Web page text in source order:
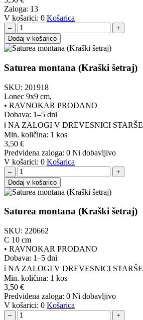
Zaloga: 13
V košarici: 0 Košarica
–
+
Dodaj v košarico
Saturea montana (Kraški šetraj)
SKU: 201918
Lonec 9x9 cm,
• RAVNOKAR PRODANO
Dobava: 1–5 dni
ℹ️ NA ZALOGI V DREVESNICI STARŠE
Min. količina: 1 kos
3,50 €
Predvidena zaloga: 0 Ni dobavljivo
V košarici: 0 Košarica
–
+
Dodaj v košarico
Saturea montana (Kraški šetraj)
SKU: 220662
C 10 cm
• RAVNOKAR PRODANO
Dobava: 1–5 dni
ℹ️ NA ZALOGI V DREVESNICI STARŠE
Min. količina: 1 kos
3,50 €
Predvidena zaloga: 0 Ni dobavljivo
V košarici: 0 Košarica
–
+